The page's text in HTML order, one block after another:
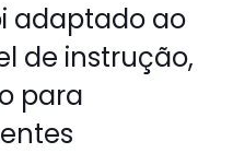
adaptado ao
de instrução,
para